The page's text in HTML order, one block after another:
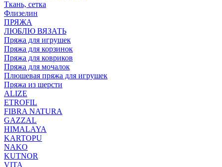
Ткань, сетка
Флизелин
ПРЯЖА
ЛЮБЛЮ ВЯЗАТЬ
Пряжа для игрушек
Пряжа для корзинок
Пряжа для ковриков
Пряжа для мочалок
Плюшевая пряжа для игрушек
Пряжа из шерсти
ALIZE
ETROFIL
FIBRA NATURA
GAZZAL
HIMALAYA
KARTOPU
NAKO
KUTNOR
VITA